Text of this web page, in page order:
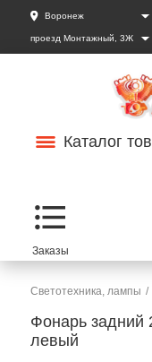
Воронеж
проезд Монтажный, 3Ж
Каталог
Светотехника, лампы
Фонарь задний
левый